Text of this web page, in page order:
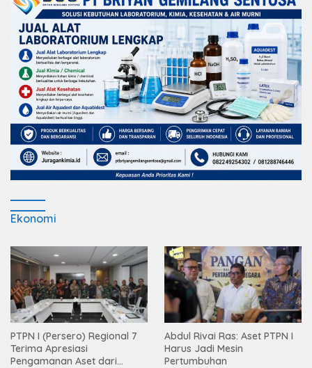
Ekonomi
PTPN I (Persero) Regional 7
Terima Apresiasi
Pengamanan Aset dari
Abdul Rivai Ras: Aset PTPN I
Harus Jadi Mesin
Pertumbuhan